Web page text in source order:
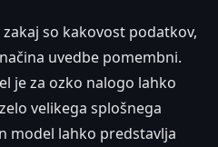
so kakovost podatkov,
uvedbe pomembni.
je za ozko nalogo lahko
velikega splošnega
model lahko predstavlja